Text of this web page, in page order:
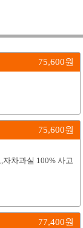
75,600원
75,600원
차과실 100% 사고
77,400원